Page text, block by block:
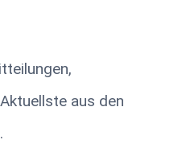
aus den